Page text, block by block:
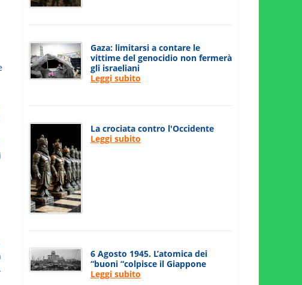
Gaza: limitarsi a contare le
vittime del genocidio non fermerà
gli israeliani
Leggi subito
La crociata contro l'Occidente
Leggi subito
6 Agosto 1945. L’atomica dei
“buoni “colpisce il Giappone
Leggi subito